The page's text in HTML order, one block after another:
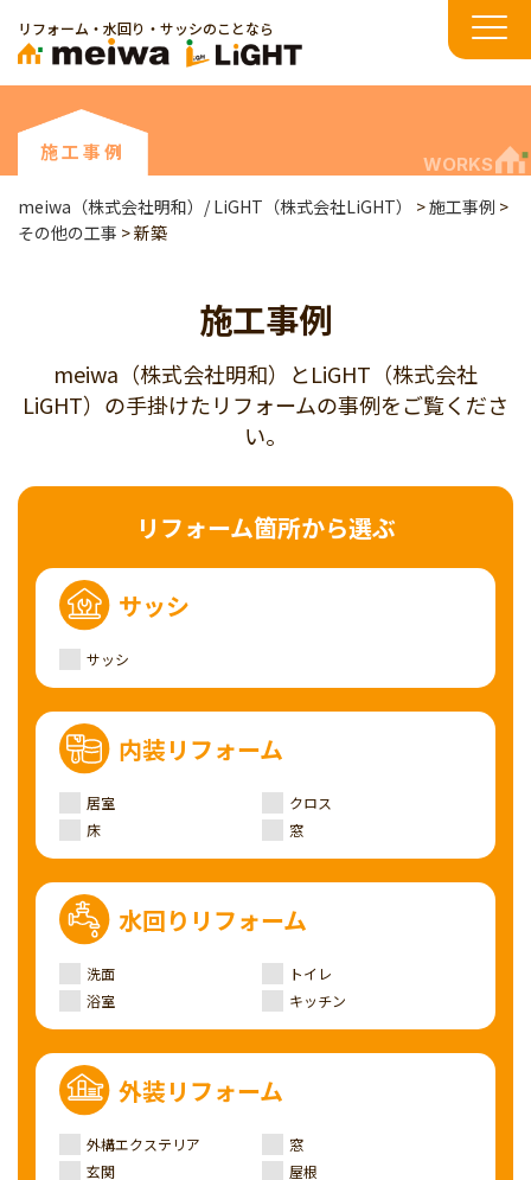
リフォーム・水回り・サッシのことなら
施工事例
WORKS
meiwa（株式会社明和）/ LiGHT（株式会社LiGHT） >施工事例 >
その他の工事 >新築
施工事例
meiwa（株式会社明和）とLiGHT（株式会社
LiGHT）の手掛けたリフォームの事例をご覧くださ
い。
リフォーム箇所から選ぶ
サッシ
サッシ
内装リフォーム
居室
クロス
床
窓
水回りリフォーム
洗面
トイレ
浴室
キッチン
外装リフォーム
外構エクステリア
窓
玄関
屋根